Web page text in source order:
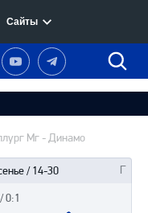
Сайты
Наш
канал
YouTube
Наш
канал
Telegram
Мг - Динамо
/ 14-30
0:1